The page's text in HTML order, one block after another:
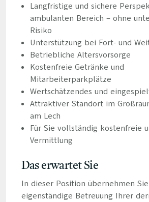
Langfristige und sichere
ambulanten Bereich – ohne
Risiko
Unterstützung bei Fort- und
Betriebliche Altersvorsorge
Kostenfreie Getränke und
Mitarbeiterparkplätze
Wertschätzendes und
Attraktiver Standort im
am Lech
Für Sie vollständig kostenfreie
Vermittlung
Das erwartet Sie
In dieser Position übernehmen
eigenständige Betreuung Ihrer